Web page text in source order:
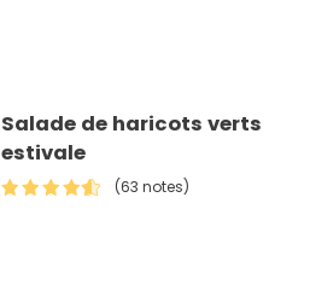
Salade de haricots verts
estivale
(63 notes)